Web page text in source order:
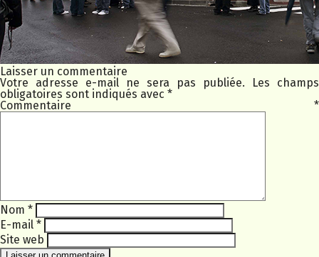
Laisser un commentaire
Votre adresse e-mail ne sera pas publiée.
Les champs
obligatoires sont indiqués avec *
Commentaire *
Nom *
E-mail *
Site web